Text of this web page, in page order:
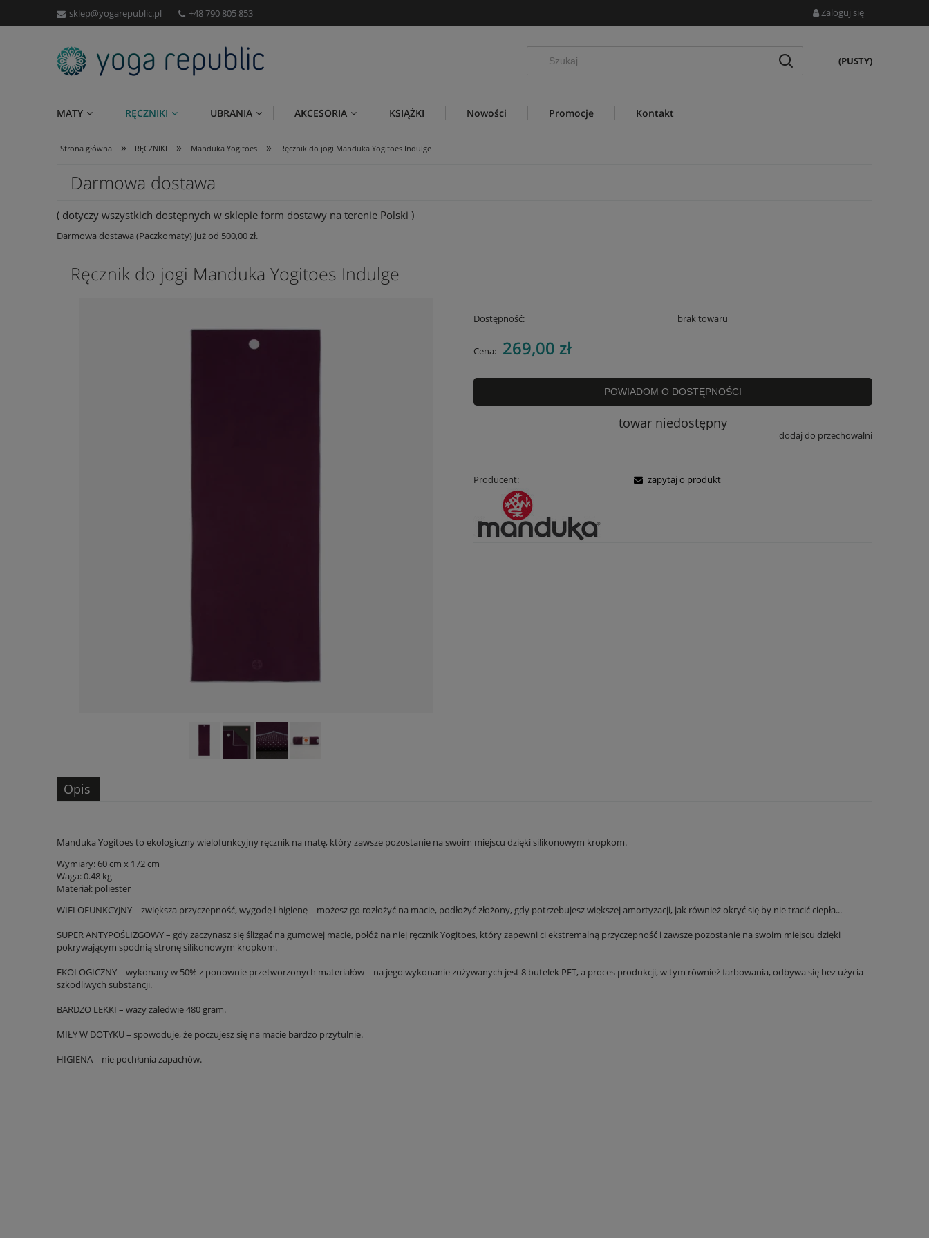
sklep@yogarepublic.pl +48 790 805 853 Zaloguj się
(PUSTY)
MATY RĘCZNIKI UBRANIA AKCESORIA KSIĄŻKI Nowości Promocje Kontakt
Strona główna » RĘCZNIKI » Manduka Yogitoes » Ręcznik do jogi Manduka Yogitoes Indulge
Darmowa dostawa
( dotyczy wszystkich dostępnych w sklepie form dostawy na terenie Polski )
Darmowa dostawa (Paczkomaty) już od 500,00 zł.
Ręcznik do jogi Manduka Yogitoes Indulge
Dostępność: brak towaru
Cena: 269,00 zł
POWIADOM O DOSTĘPNOŚCI
towar niedostępny
dodaj do przechowalni
Producent: zapytaj o produkt
Opis
Manduka Yogitoes to ekologiczny wielofunkcyjny ręcznik na matę, który zawsze pozostanie na swoim miejscu dzięki silikonowym kropkom.
Wymiary: 60 cm x 172 cm
Waga: 0.48 kg
Materiał: poliester
WIELOFUNKCYJNY – zwiększa przyczepność, wygodę i higienę – możesz go rozłożyć na macie, podłożyć złożony, gdy potrzebujesz większej amortyzacji, jak również okryć się by nie tracić ciepła...
SUPER ANTYPOŚLIZGOWY – gdy zaczynasz się ślizgać na gumowej macie, połóż na niej ręcznik Yogitoes, który zapewni ci ekstremalną przyczepność i zawsze pozostanie na swoim miejscu dzięki
pokrywającym spodnią stronę silikonowym kropkom.
EKOLOGICZNY – wykonany w 50% z ponownie przetworzonych materiałów – na jego wykonanie zużywanych jest 8 butelek PET, a proces produkcji, w tym również farbowania, odbywa się bez użycia
szkodliwych substancji.
BARDZO LEKKI – waży zaledwie 480 gram.
MIŁY W DOTYKU – spowoduje, że poczujesz się na macie bardzo przytulnie.
HIGIENA – nie pochłania zapachów.